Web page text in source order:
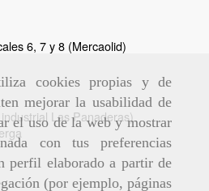
cookies propias y de
mejorar la usabilidad de
el uso de la web y mostrar
con tus preferencias
perfil elaborado a partir de
(por ejemplo, páginas
6, 7 y 8 (Mercaolid)
Las Panaderas)